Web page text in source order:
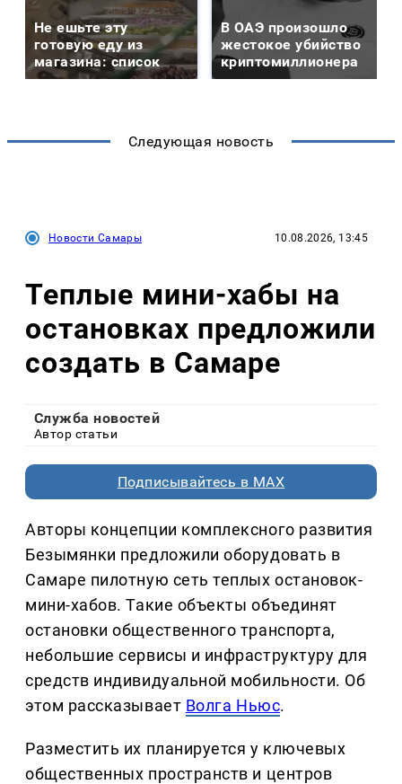
Не ешьте эту
готовую еду из
магазина: список
В ОАЭ произошло
жестокое убийство
криптомиллионера
Следующая новость
Новости Самары 10.08.2026, 13:45
Теплые мини-хабы на
остановках предложили
создать в Самаре
Служба новостей
Автор статьи
Подписывайтесь в MAX
Авторы концепции комплексного развития
Безымянки предложили оборудовать в
Самаре пилотную сеть теплых остановок-
мини-хабов. Такие объекты объединят
остановки общественного транспорта,
небольшие сервисы и инфраструктуру для
средств индивидуальной мобильности. Об
этом рассказывает Волга Ньюс.
Разместить их планируется у ключевых
общественных пространств и центров